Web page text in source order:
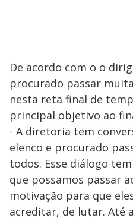
De acordo com o o
procurado passar
nesta reta final de
principal objetivo ao
- A diretoria tem
elenco e procurado
todos. Esse diálogo
que possamos passar
motivação para que
acreditar, de lutar. Até